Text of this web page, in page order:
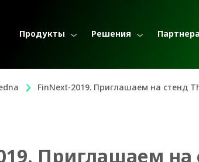
Продукты Решения
FinNext-2019. Приглашаем на стенд
Приглашаем на